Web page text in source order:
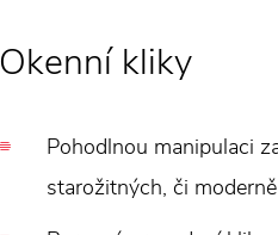
Okenní kliky
Pohodlnou manipulaci
starožitných, či